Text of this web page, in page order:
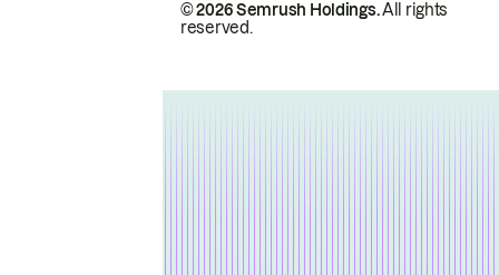
© 2026 Semrush Holdings.All rights
reserved.